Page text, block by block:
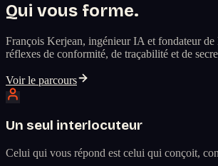
Qui vous forme.
François Kerjean, ingénieur IA et fondateur
réflexes de conformité, de traçabilité et de
Voir le parcours
Un seul interlocuteur
Celui qui vous répond est celui qui conçoit,